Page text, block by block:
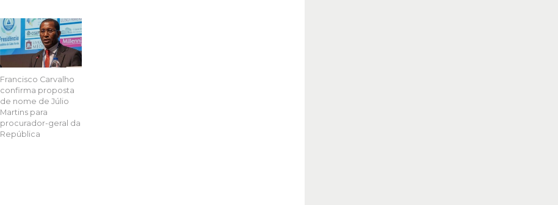
Francisco Carvalho
confirma proposta
de nome de Júlio
Martins para
procurador-geral da
República